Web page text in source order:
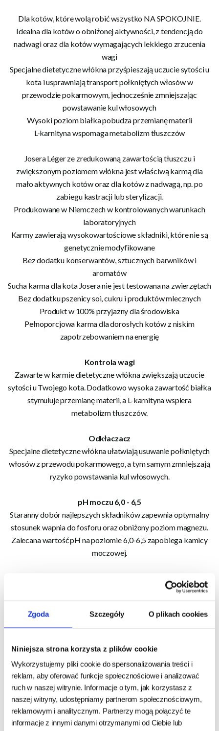
Zgoda Szczegóły O plikach cookies
Niniejsza strona korzysta z plików cookie
Wykorzystujemy pliki cookie do spersonalizowania treści i
reklam, aby oferować funkcje społecznościowe i analizować
ruch w naszej witrynie. Informacje o tym, jak korzystasz z
naszej witryny, udostępniamy partnerom społecznościowym,
reklamowym i analitycznym. Partnerzy mogą połączyć te
informacje z innymi danymi otrzymanymi od Ciebie lub
Dla kotów, które wolą robić wszystko NA SPOKOJNIE.
Idealna dla kotów o obniżonej aktywności, z tendencją do
nadwagi oraz dla kotów wymagających lekkiego zrzucenia
wagi
Specjalne dietetyczne włókna przyśpieszają uczucie sytości u
kota i usprawniają transport połkniętych włosów w
przewodzie pokarmowym, jednocześnie zmniejszając
powstawanie kul włosowych
Wysoki poziom białka pobudza przemianę materii
L-karnityna wspomaga metabolizm tłuszczów
Josera Léger ze zredukowaną zawartością tłuszczu i
zwiększonym poziomem włókna jest właściwą karmą dla
mało aktywnych kotów oraz dla kotów z nadwagą, np. po
zabiegu kastracji lub sterylizacji.
Produkowane w Niemczech w kontrolowanych warunkach
laboratoryjnych
Karmy zawierają wysokowartościowe składniki, które nie są
genetycznie modyfikowane
Bez dodatku konserwantów, sztucznych barwników i
aromatów
Sucha karma dla kota Josera nie jest testowana na zwierzętach
Bez dodatku pszenicy soi, cukru i produktów mlecznych
Produkt w 100% przyjazny dla środowiska
Pełnoporcjowa karma dla dorosłych kotów z niskim
zapotrzebowaniem na energię
Kontrola wagi
Zawarte w karmie dietetyczne włókna zwiększają uczucie
sytości u Twojego kota. Dodatkowo wysoka zawartość białka
stymuluje przemianę materii, a L-karnityna wspiera
metabolizm tłuszczów.
Odkłaczacz
Specjalne dietetyczne włókna ułatwiają usuwanie połkniętych
włosów z przewodu pokarmowego, a tym samym zmniejszają
ryzyko powstawania kul włosowych.
pH moczu 6,0 - 6,5
Staranny dobór najlepszych składników zapewnia optymalny
stosunek wapnia do fosforu oraz obniżony poziom magnezu.
Zalecana wartość pH na poziomie 6,0-6,5 zapobiega kamicy
moczowej.
skwarki; ryż; włókna roślinne; wysłodki buraczane; tłuszcz
wątróbka drobiowa; łuski nasion babki płesznik (psyllium)
Składniki analityczne:
wapń % 1,30, fosfor % 1,05, magnez % 0,09, sód % 0,40, potas
% 0,60, tauryny mg/kg 1.500
energia metaboliczna na kg MJ 14,5
energia metaboliczna na kg kcal 3.468